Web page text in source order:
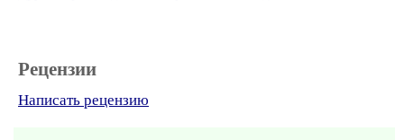
Рецензии
Написать рецензию